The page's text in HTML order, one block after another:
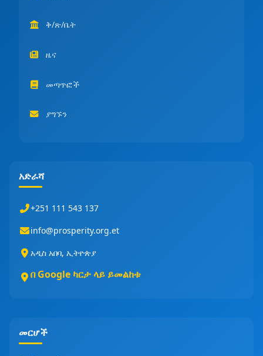
ቅ/ጽ/ቤት
ዜና
መጣጥፎች
ያግኙን
አድራሻ
+251 111 543 137
info@prosperity.org.et
አዲስ አበባ, ኢትዮጵያ
በ Google ካርታ ላይ ይመልከቱ
መርሆች